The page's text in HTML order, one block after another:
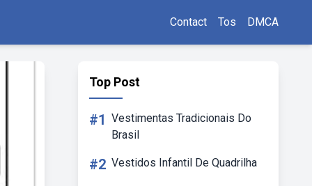
Contact Tos DMCA
Top Post
#1 Vestimentas Tradicionais Do
Brasil
#2 Vestidos Infantil De Quadrilha